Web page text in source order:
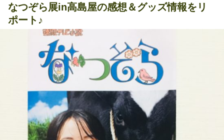
なつぞら展in高島屋の感想＆グッズ情報をリ
ポート♪